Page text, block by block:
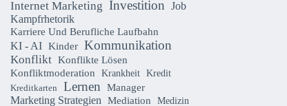
Internet Marketing Investition Job
Kampfrhetorik
Karriere Und Berufliche Laufbahn
KI - AI Kinder Kommunikation
Konflikt Konflikte Lösen
Konfliktmoderation
Krankheit
Kredit
Kreditkarten
Lernen Manager
Marketing Strategien Mediation
Medizin